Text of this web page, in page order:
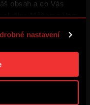
obsah a co Vás
Jednotlivé
nastavit v
cookies si můžete
provést a další
nastavení